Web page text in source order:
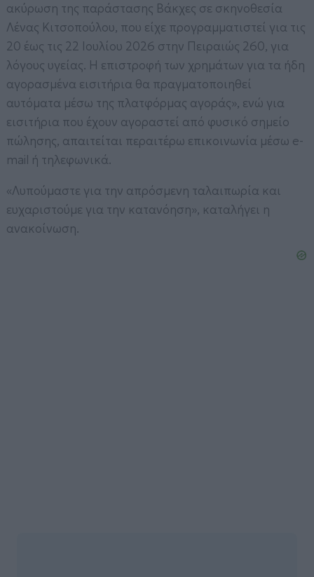
ακύρωση της παράστασης Βάκχες σε σκηνοθεσία
Λένας Κιτσοπούλου, που είχε προγραμματιστεί για τις
20 έως τις 22 Ιουλίου 2026 στην Πειραιώς 260, για
λόγους υγείας. Η επιστροφή των χρημάτων για τα ήδη
αγορασμένα εισιτήρια θα πραγματοποιηθεί
αυτόματα μέσω της πλατφόρμας αγοράς», ενώ για
εισιτήρια που έχουν αγοραστεί από φυσικό σημείο
πώλησης, απαιτείται περαιτέρω επικοινωνία μέσω e-
mail ή τηλεφωνικά.
«Λυπούμαστε για την απρόσμενη ταλαιπωρία και
ευχαριστούμε για την κατανόηση», καταλήγει η
ανακοίνωση.